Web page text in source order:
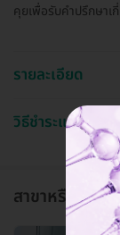
คุยเพื่อรับคำปรึกษาเ
รายละเอียด
วิธีชำระและใช้งาน
สาขาหรือแผน